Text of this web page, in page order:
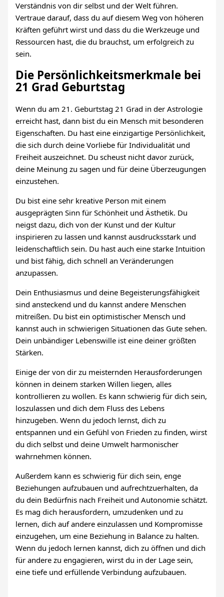
Verständnis von dir selbst und der Welt führen.
Vertraue darauf, dass du auf diesem Weg von höheren
Kräften geführt wirst und dass du die Werkzeuge und
Ressourcen hast, die du brauchst, um erfolgreich zu
sein.
Die Persönlichkeitsmerkmale bei
21 Grad Geburtstag
Wenn du am 21. Geburtstag 21 Grad in der Astrologie
erreicht hast, dann bist du ein Mensch mit besonderen
Eigenschaften. Du hast eine einzigartige Persönlichkeit,
die sich durch deine Vorliebe für Individualität und
Freiheit auszeichnet. Du scheust nicht davor zurück,
deine Meinung zu sagen und für deine Überzeugungen
einzustehen.
Du bist eine sehr kreative Person mit einem
ausgeprägten Sinn für Schönheit und Ästhetik. Du
neigst dazu, dich von der Kunst und der Kultur
inspirieren zu lassen und kannst ausdrucksstark und
leidenschaftlich sein. Du hast auch eine starke Intuition
und bist fähig, dich schnell an Veränderungen
anzupassen.
Dein Enthusiasmus und deine Begeisterungsfähigkeit
sind ansteckend und du kannst andere Menschen
mitreißen. Du bist ein optimistischer Mensch und
kannst auch in schwierigen Situationen das Gute sehen.
Dein unbändiger Lebenswille ist eine deiner größten
Stärken.
Einige der von dir zu meisternden Herausforderungen
können in deinem starken Willen liegen, alles
kontrollieren zu wollen. Es kann schwierig für dich sein,
loszulassen und dich dem Fluss des Lebens
hinzugeben. Wenn du jedoch lernst, dich zu
entspannen und ein Gefühl von Frieden zu finden, wirst
du dich selbst und deine Umwelt harmonischer
wahrnehmen können.
Außerdem kann es schwierig für dich sein, enge
Beziehungen aufzubauen und aufrechtzuerhalten, da
du dein Bedürfnis nach Freiheit und Autonomie schätzt.
Es mag dich herausfordern, umzudenken und zu
lernen, dich auf andere einzulassen und Kompromisse
einzugehen, um eine Beziehung in Balance zu halten.
Wenn du jedoch lernen kannst, dich zu öffnen und dich
für andere zu engagieren, wirst du in der Lage sein,
eine tiefe und erfüllende Verbindung aufzubauen.